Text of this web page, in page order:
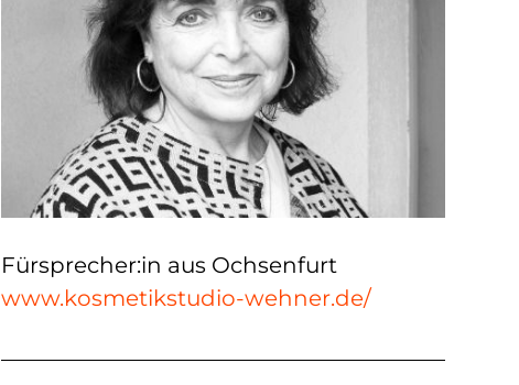
Fürsprecher:in aus Ochsenfurt
www.kosmetikstudio-wehner.de/